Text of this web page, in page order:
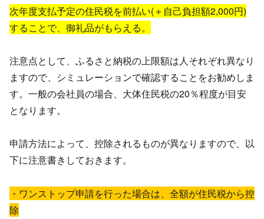
次年度支払予定の住民税を前払い(＋自己負担額2,000円)
することで、御礼品がもらえる。
注意点として、ふるさと納税の上限額は人それぞれ異なり
ますので、シミュレーションで確認することをお勧めしま
す。一般の会社員の場合、大体住民税の20％程度が目安
となります。
申請方法によって、控除されるものが異なりますので、以
下に注意書きしておきます。
・ワンストップ申請を行った場合は、全額が住民税から控
除